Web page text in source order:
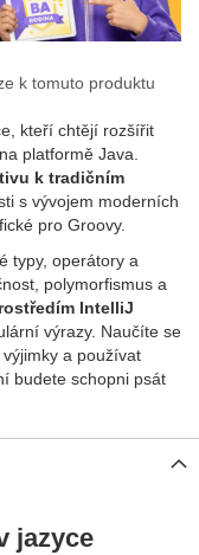
k tomuto produktu
kteří chtějí rozšířit
platformě Java.
k tradičním
s vývojem moderních
pro Groovy.
typy, operátory a
polymorfismus a
IntelliJ
výrazy. Naučíte se
a používat
budete schopni psát
jazyce